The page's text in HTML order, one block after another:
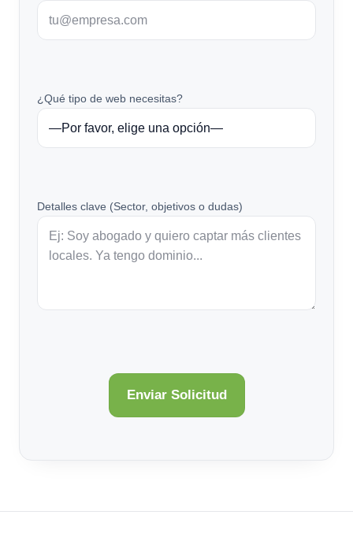
¿Qué tipo de web necesitas?
Detalles clave (Sector, objetivos o dudas)